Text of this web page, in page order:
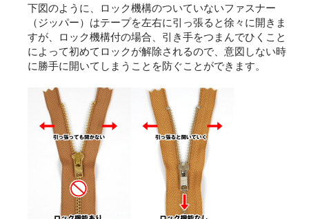
下図のように、ロック機構のついていないファスナー
（ジッパー）はテープを左右に引っ張ると徐々に開きま
すが、ロック機構付の場合、引き手をつまんでひくこと
によって初めてロックが解除されるので、意図しない時
に勝手に開いてしまうことを防ぐことができます。